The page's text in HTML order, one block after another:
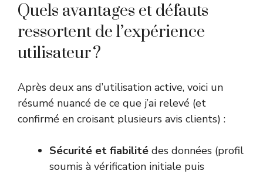
Quels avantages et défauts
ressortent de l’expérience
utilisateur ?
Après deux ans d’utilisation active, voici un
résumé nuancé de ce que j’ai relevé (et
confirmé en croisant plusieurs avis clients) :
Sécurité et fiabilité des données (profil
soumis à vérification initiale puis